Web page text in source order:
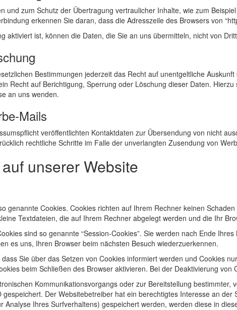
und zum Schutz der Übertragung vertraulicher Inhalte, wie zum
erkennen Sie daran, dass die Adresszeile des Browsers von
aktiviert ist, können die Daten, die Sie an uns übermitteln, nicht von
Bestimmungen jederzeit das Recht auf unentgeltliche
Recht auf Berichtigung, Sperrung oder Löschung dieser Daten.
an uns wenden.
Mails
veröffentlichten Kontaktdaten zur Übersendung von nicht
rechtliche Schritte im Falle der unverlangten Zusendung von
unserer Website
genannte Cookies. Cookies richten auf Ihrem Rechner keinen
Textdateien, die auf Ihrem Rechner abgelegt werden und die Ihr
sind so genannte “Session-Cookies”. Sie werden nach Ende
es uns, Ihren Browser beim nächsten Besuch wiederzuerkennen.
Sie über das Setzen von Cookies informiert werden und Cookies
beim Schließen des Browser aktivieren. Bei der Deaktivierung
Kommunikationsvorgangs oder zur Bereitstellung
gespeichert. Der Websitebetreiber hat ein berechtigtes Interesse an
Analyse Ihres Surfverhaltens) gespeichert werden, werden diese in